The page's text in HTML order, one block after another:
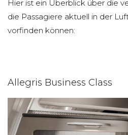
Hier ist ein Überblick über die
die Passagiere aktuell in der
vorfinden können:
Allegris Business Class